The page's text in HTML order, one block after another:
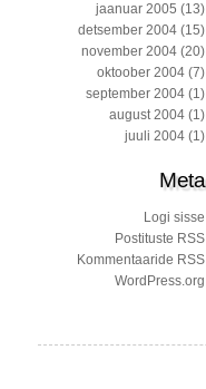
jaanuar 2005 (13)
detsember 2004 (15)
november 2004 (20)
oktoober 2004 (7)
september 2004 (1)
august 2004 (1)
juuli 2004 (1)
Meta
Logi sisse
Postituste RSS
Kommentaaride RSS
WordPress.org